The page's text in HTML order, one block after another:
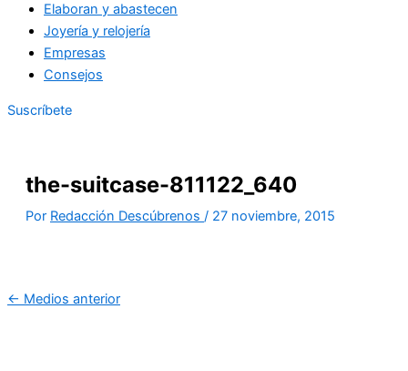
Elaboran y abastecen
Joyería y relojería
Empresas
Consejos
Suscríbete
the-suitcase-811122_640
Por Redacción Descúbrenos / 27 noviembre, 2015
← Medios anterior